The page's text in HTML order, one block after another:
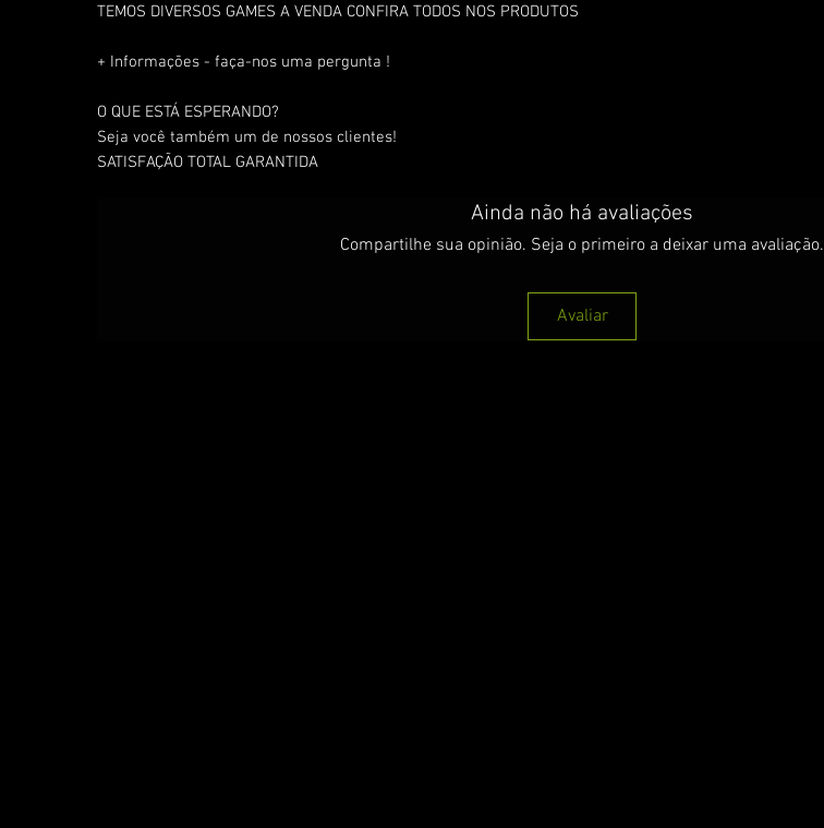
TEMOS DIVERSOS GAMES A VENDA CONFIRA TODOS NOS PRODUTOS
+ Informações - faça-nos uma pergunta !
O QUE ESTÁ ESPERANDO?
Seja você também um de nossos clientes!
SATISFAÇÃO TOTAL GARANTIDA
Ainda não há avaliações
Compartilhe sua opinião. Seja o primeiro a deixar uma avaliação.
Avaliar